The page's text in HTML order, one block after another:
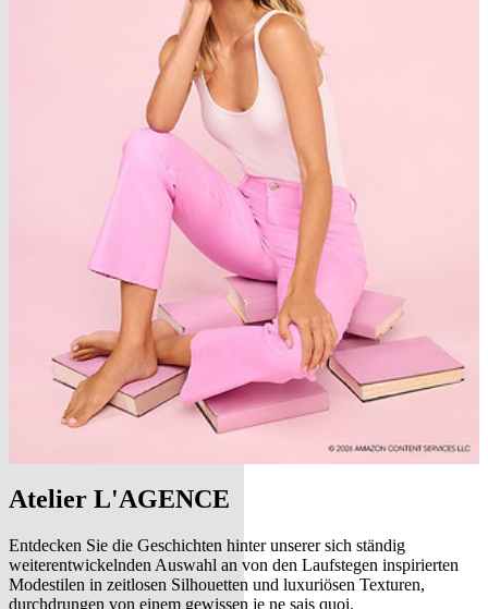
Atelier L'AGENCE
Entdecken Sie die Geschichten hinter unserer sich ständig
weiterentwickelnden Auswahl an von den Laufstegen inspirierten
Modestilen in zeitlosen Silhouetten und luxuriösen Texturen,
durchdrungen von einem gewissen je ne sais quoi.